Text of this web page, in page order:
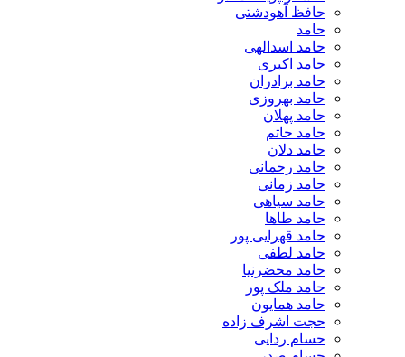
حافظ آهودشتی
حامد
حامد اسدالهی
حامد اکبری
حامد برادران
حامد بهروزی
حامد پهلان
حامد حاتم
حامد دلان
حامد رحمانی
حامد زمانی
حامد سیاهی
حامد طاها
حامد قهرایی پور
حامد لطفی
حامد محضرنیا
حامد ملک پور
حامد همایون
حجت اشرف زاده
حسام ردایی